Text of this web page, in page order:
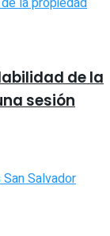
de la
sesión